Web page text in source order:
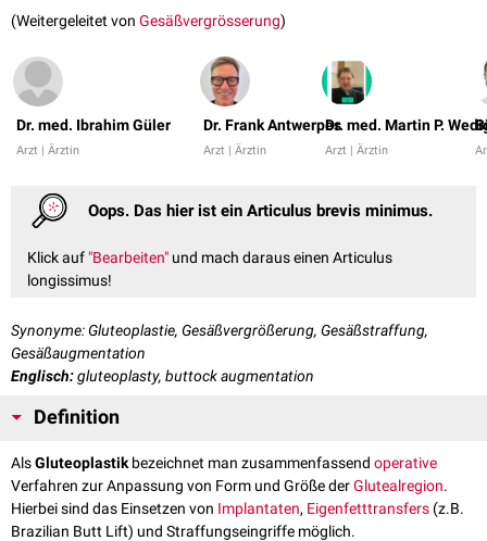
(Weitergeleitet von Gesäßvergrösserung)
Dr. med. Ibrahim Güler
Arzt | Ärztin
Dr. Frank Antwerpes
Arzt | Ärztin
Dr. med. Martin P.
Arzt | Ärztin
Oops. Das hier ist ein Articulus brevis minimus.
Klick auf "Bearbeiten" und mach daraus einen Articulus
longissimus!
Synonyme: Gluteoplastie, Gesäßvergrößerung, Gesäßstraffung,
Gesäßaugmentation
Englisch:gluteoplasty, buttock augmentation
Definition
AlsGluteoplastik bezeichnet man zusammenfassend operative
Verfahren zur Anpassung von Form und Größe derGlutealregion.
Hierbei sind das Einsetzen von Implantaten, Eigenfetttransfers (z.B.
Brazilian Butt Lift) und Straffungseingriffe möglich.